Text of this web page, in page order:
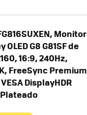
Monitor
G8 G81SF de
16:9, 240Hz,
FreeSync Premium
DisplayHDR